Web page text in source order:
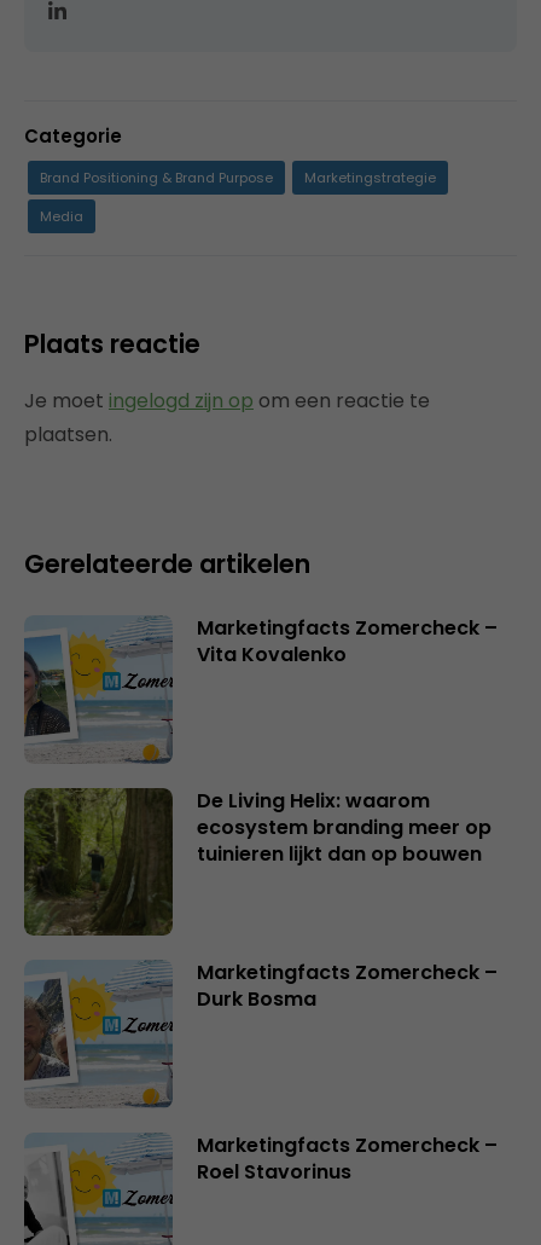
Categorie
Brand Positioning & Brand Purpose
Marketingstrategie
Media
Plaats reactie
Je moet ingelogd zijn op om een reactie te
plaatsen.
Gerelateerde artikelen
Marketingfacts Zomercheck –
Vita Kovalenko
De Living Helix: waarom
ecosystem branding meer op
tuinieren lijkt dan op bouwen
Marketingfacts Zomercheck –
Durk Bosma
Marketingfacts Zomercheck –
Roel Stavorinus